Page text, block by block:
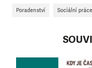
Poradenství Sociální práce